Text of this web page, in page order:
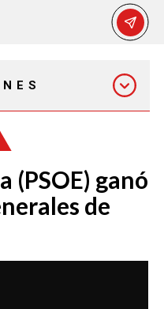
PM
PM
(PSOE) ganó
de